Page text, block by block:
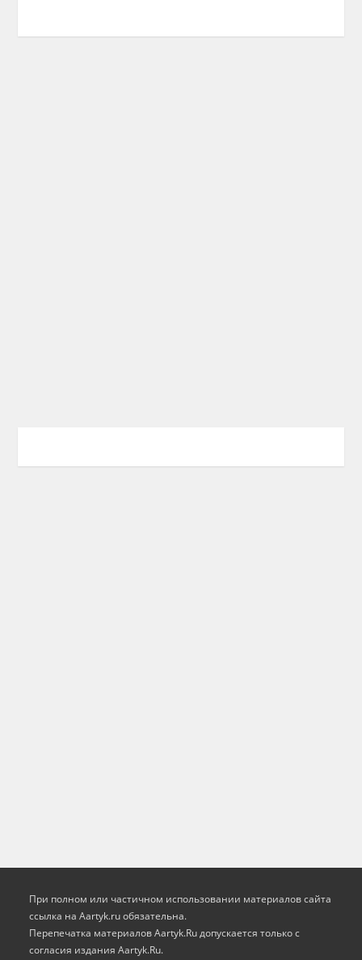
При полном или частичном использовании материалов сайта
ссылка на Aartyk.ru oбязательна.
Перепечатка материалов Aartyk.Ru допускается только с
согласия издания Aartyk.Ru.